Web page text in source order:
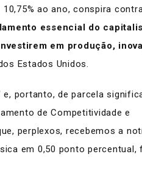
ao ano, conspira
essencial do
em produção,
Estados Unidos.
portanto, de parcela
de Competitividade e
perplexos, recebemos a
em 0,50 ponto percentual,